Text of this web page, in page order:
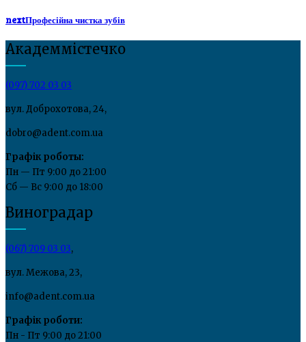
nextПрофесійна чистка зубів
Академмістечко
(097) 702 03 03
вул. Доброхотова, 24,
dobro@adent.com.ua
Графік роботы:
Пн — Пт 9:00 до 21:00
Сб — Вс 9:00 до 18:00
Виноградар
(067) 709 03 03,
вул. Межова, 23,
info@adent.com.ua
Графік роботи:
Пн - Пт 9:00 до 21:00